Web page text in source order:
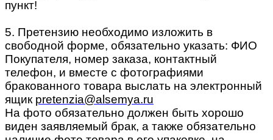
пункт!
5. Претензию необходимо изложить в
свободной форме, обязательно указать: ФИО
Покупателя, номер заказа, контактный
телефон, и вместе с фотографиями
бракованного товара выслать на электронный
ящик pretenzia@alsemya.ru
На фото обязательно должен быть хорошо
виден заявляемый брак, а также обязательно